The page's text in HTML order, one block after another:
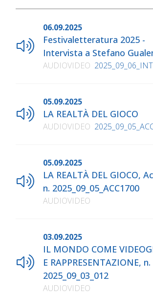
06.09.2025
Festivaletteratura 2025 -
Intervista a Stefano
AUDIOVIDEO
05.09.2025
LA REALTÀ DEL GIOCO
AUDIOVIDEO
05.09.2025
LA REALTÀ DEL GIOCO,
n. 2025_09_05_ACC1700
AUDIOVIDEO
03.09.2025
IL MONDO COME
E RAPPRESENTAZIONE, n.
2025_09_03_012
AUDIOVIDEO